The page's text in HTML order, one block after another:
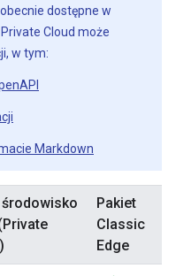
dostępne w
Cloud może
w tym:
Markdown
środowisko
Pakiet
Classic
Edge